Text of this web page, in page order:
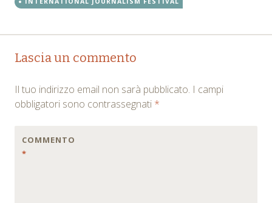
Post
Lascia un commento
Il tuo indirizzo email non sarà pubblicato. I campi
obbligatori sono contrassegnati *
COMMENTO
*